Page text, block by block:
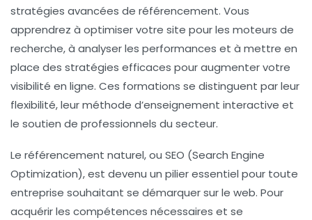
stratégies avancées de référencement. Vous
apprendrez à optimiser votre site pour les moteurs de
recherche, à analyser les performances et à mettre en
place des stratégies efficaces pour augmenter votre
visibilité en ligne. Ces formations se distinguent par leur
flexibilité, leur méthode d’enseignement interactive et
le soutien de professionnels du secteur.
Le référencement naturel, ou SEO (Search Engine
Optimization), est devenu un pilier essentiel pour toute
entreprise souhaitant se démarquer sur le web. Pour
acquérir les compétences nécessaires et se